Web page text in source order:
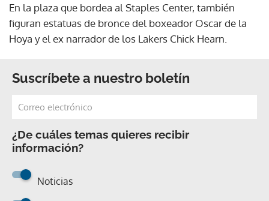
En la plaza que bordea al Staples Center, también
figuran estatuas de bronce del boxeador Oscar de la
Hoya y el ex narrador de los Lakers Chick Hearn.
Suscríbete a nuestro boletín
¿De cuáles temas quieres recibir
información?
Noticias